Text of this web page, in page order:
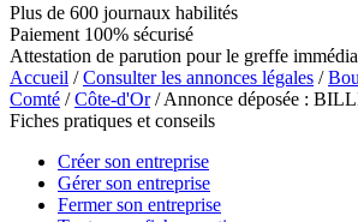
Plus de 600 journaux habilités
Paiement 100% sécurisé
Attestation de parution pour le greffe
Accueil /Consulter les annonces légales /
Comté /Côte-d'Or/ Annonce déposée :
Fiches pratiques et conseils
Créer son entreprise
Gérer son entreprise
Fermer son entreprise